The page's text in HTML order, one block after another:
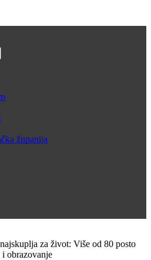
županija
za život: Više od 80 posto
i obrazovanje